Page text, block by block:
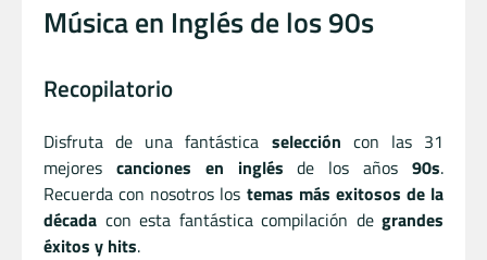
Música en Inglés de los 90s
Recopilatorio
Disfruta de una fantástica selección con las 31
mejores canciones en inglés de los años90s.
Recuerda con nosotros los temas más exitosos de la
década con esta fantástica compilación de grandes
éxitos y hits.